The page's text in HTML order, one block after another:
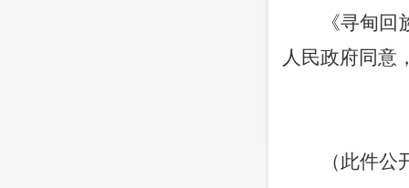
《寻甸
人民政府同意
（此件公